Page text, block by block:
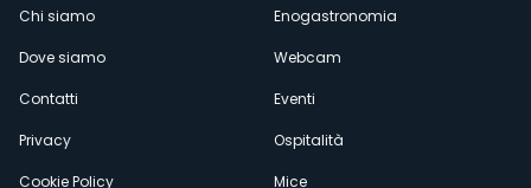
Menù
secondario
Chi siamo
Dove siamo
Contatti
Privacy
Cookie Policy
Enogastronomia
Webcam
Eventi
Ospitalità
Mice